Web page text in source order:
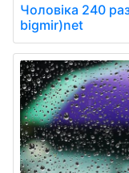
Чоловіка 240
bigmir)net